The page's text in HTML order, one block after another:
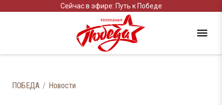
Сейчас в эфире: Путь к Победе
ПОБЕДА Новости